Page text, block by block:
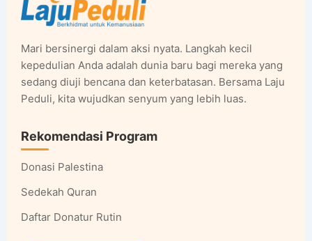
Mari bersinergi dalam aksi nyata. Langkah kecil
kepedulian Anda adalah dunia baru bagi mereka yang
sedang diuji bencana dan keterbatasan. Bersama Laju
Peduli, kita wujudkan senyum yang lebih luas.
Rekomendasi Program
Donasi Palestina
Sedekah Quran
Daftar Donatur Rutin